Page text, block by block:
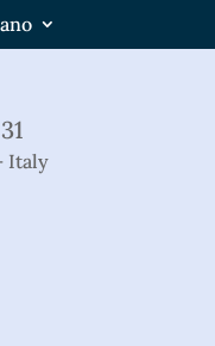
Italy